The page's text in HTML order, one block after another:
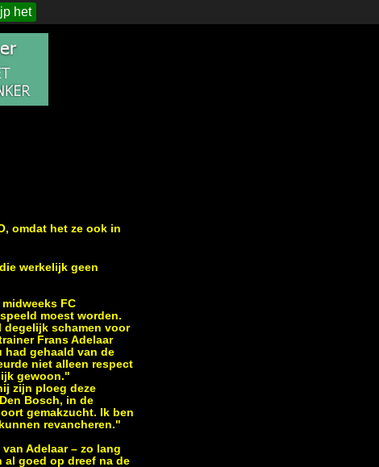
het
omdat het ze ook in
werkelijk geen
FC
moest worden.
degelijk schamen voor
Frans Adelaar
gehaald van de
niet alleen respect
gewoon."
zijn ploeg deze
Bosch, in de
gemakzucht. Ik ben
revancheren."
Adelaar – zo lang
goed op dreef na de